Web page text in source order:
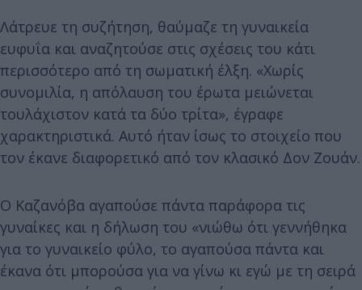
Λάτρευε τη συζήτηση, θαύμαζε τη γυναικεία
ευφυΐα και αναζητούσε στις σχέσεις του κάτι
περισσότερο από τη σωματική έλξη. «Χωρίς
συνομιλία, η απόλαυση του έρωτα μειώνεται
τουλάχιστον κατά τα δύο τρίτα», έγραφε
χαρακτηριστικά. Αυτό ήταν ίσως το στοιχείο που
τον έκανε διαφορετικό από τον κλασικό Δον Ζουάν.
Ο Καζανόβα αγαπούσε πάντα παράφορα τις
γυναίκες και η δήλωση του «νιώθω ότι γεννήθηκα
για το γυναικείο φύλο, το αγαπούσα πάντα και
έκανα ότι μπορούσα για να γίνω κι εγώ με τη σειρά